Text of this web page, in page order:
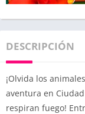
DESCRIPCIÓN
¡Olvida los
aventura en
respiran fuego!